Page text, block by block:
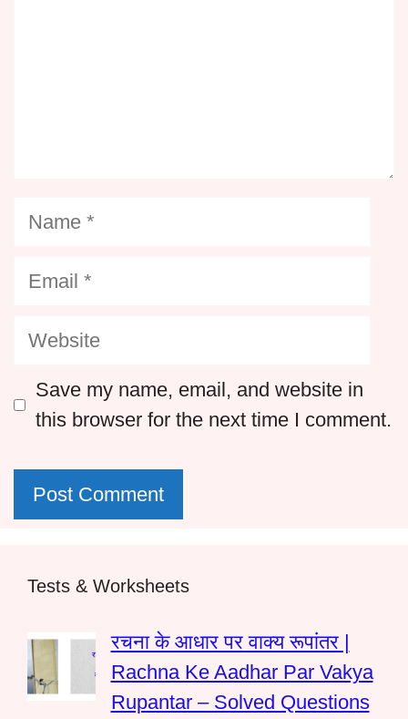
Name
Email
Website
Save my name, email, and website in
this browser for the next time I comment.
Tests & Worksheets
रचना के आधार पर वाक्य रूपांतर |
Rachna Ke Aadhar Par Vakya
Rupantar – Solved Questions